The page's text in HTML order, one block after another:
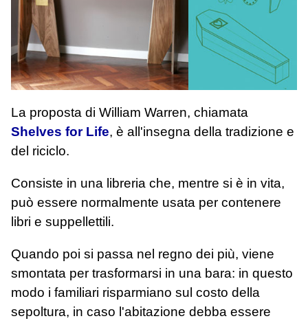
La proposta di William Warren, chiamata
Shelves for Life, è all'insegna della tradizione e
del riciclo.
Consiste in una libreria che, mentre si è in vita,
può essere normalmente usata per contenere
libri e suppellettili.
Quando poi si passa nel regno dei più, viene
smontata per trasformarsi in una bara: in questo
modo i familiari risparmiano sul costo della
sepoltura, in caso l'abitazione debba essere